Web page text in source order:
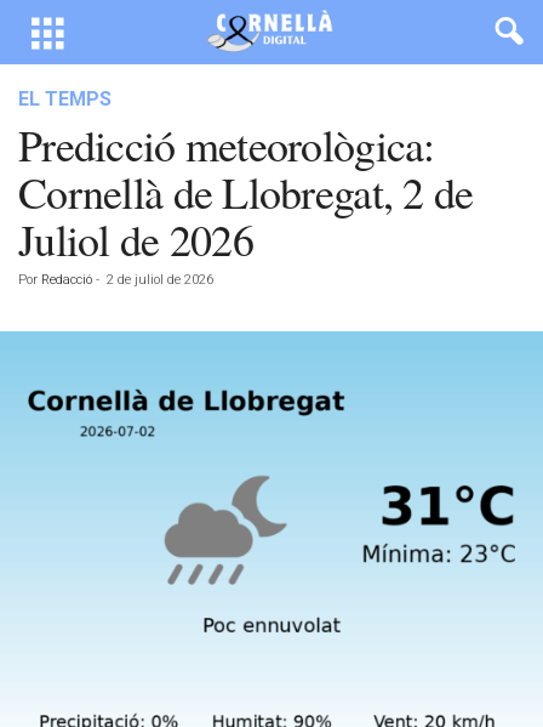
EL TEMPS
Predicció meteorològica:
Cornellà de Llobregat, 2 de
Juliol de 2026
Por Redacció - 2 de juliol de 2026